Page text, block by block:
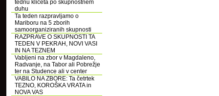
tednu kličeta po skupnostnem
duhu
Ta teden razpravljamo o
Mariboru na 5 zborih
samoorganiziranih skupnosti
RAZPRAVE O SKUPNOSTI TA
TEDEN V PEKRAH, NOVI VASI
IN NA TEZNEM
Vabljeni na zbor v Magdaleno,
Radvanje, na Tabor ali Pobrežje
ter na Studence ali v center
VABILO NA ZBORE: Ta četrtek
TEZNO, KOROŠKA VRATA in
NOVA VAS